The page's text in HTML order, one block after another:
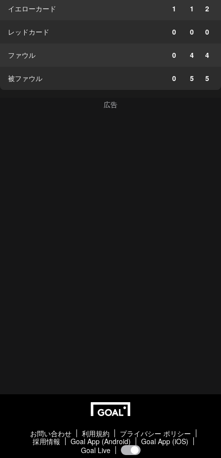
イエローカード 1 1 2
レッドカード 0 0 0
ファウル 0 4 4
被ファウル 0 5 5
お問い合わせ 利用規約
プライバシー ポリシー
採用情報
Goal App (Android)
Goal App (iOS)
Goal Live